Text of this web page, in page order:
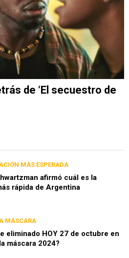
de ‘El secuestro de
MÁS ESPERADA
afirmó cuál es la
rápida de Argentina
MÁSCARA
eliminado HOY 27 de octubre en
máscara 2024?